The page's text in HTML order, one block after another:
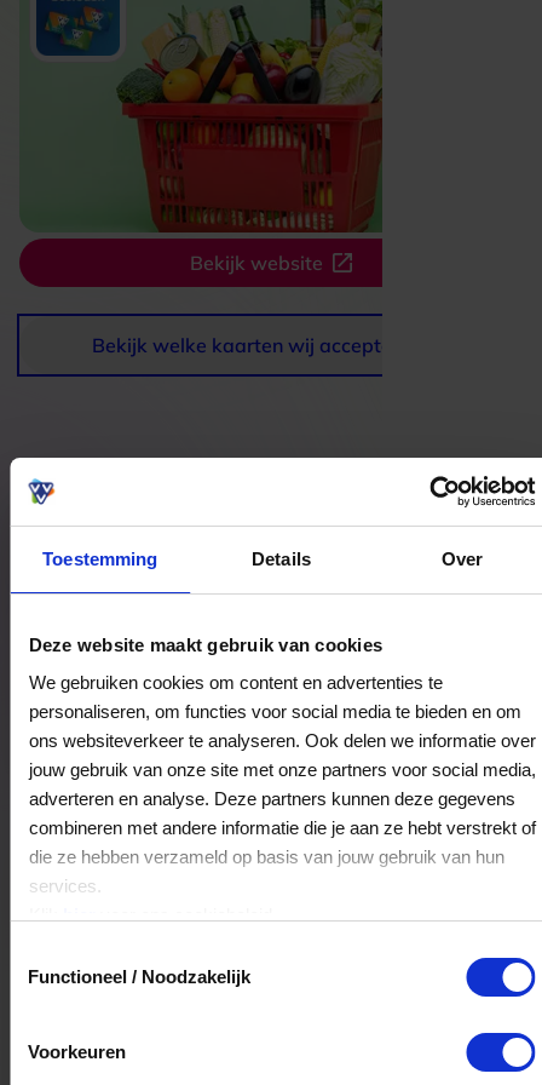
Toestemming Details Over
Deze website maakt gebruik van cookies
We gebruiken cookies om content en advertenties te
personaliseren, om functies voor social media te bieden en om
ons websiteverkeer te analyseren. Ook delen we informatie over
jouw gebruik van onze site met onze partners voor social media,
adverteren en analyse. Deze partners kunnen deze gegevens
combineren met andere informatie die je aan ze hebt verstrekt of
die ze hebben verzameld op basis van jouw gebruik van hun
services.
Functioneel / Noodzakelijk
Voorkeuren
Bekijk website
Bekijk welke kaarten wij accepteren
Bestedingslocaties
Van den Hurk, voor het echte koken
Dijk 3
5521AW Eersel
Veelgestelde Vragen
Hoelang blijft mijn saldo geldig?
Kan ik het saldo in delen besteden?